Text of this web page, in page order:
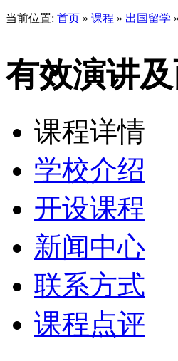
当前位置: 首页 » 课程 » 出国留学 »
有效演讲
课程详情
学校介绍
开设课程
新闻中心
联系方式
课程点评